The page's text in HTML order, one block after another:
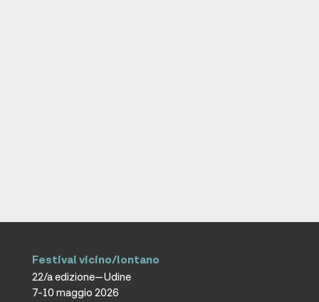
Festival vicino/lontano
22/a edizione—Udine
7-10 maggio 2026